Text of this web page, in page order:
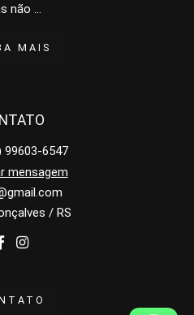
não ...
MAIS
99603-6547
mensagem
/ RS